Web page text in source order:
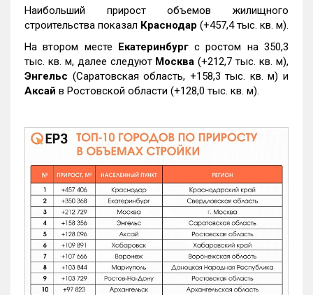
Наибольший прирост объемов жилищного
строительства показал Краснодар (+457,4 тыс. кв. м).
На втором месте Екатеринбургс ростом на 350,3
тыс. кв. м, далее следуют Москва (+212,7 тыс. кв. м),
Энгельс (Саратовская область, +158,3 тыс. кв. м) и
Аксай в Ростовской области (+128,0 тыс. кв. м).